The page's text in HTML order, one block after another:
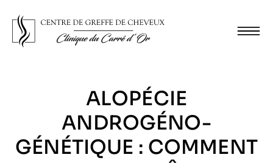
ALOPÉCIE
ANDROGÉNO-
GÉNÉTIQUE : COMMENT